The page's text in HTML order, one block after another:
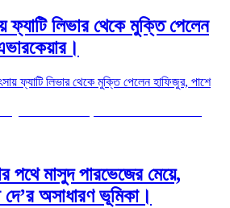
ফ্যাটি লিভার থেকে মুক্তি পেলেন
ফ্যাটি লিভার থেকে মুক্তি পেলেন হাফিজুর, পাশে
পথে মাসুদ পারভেজের মেয়ে,
দে’র অসাধারণ ভূমিকা।